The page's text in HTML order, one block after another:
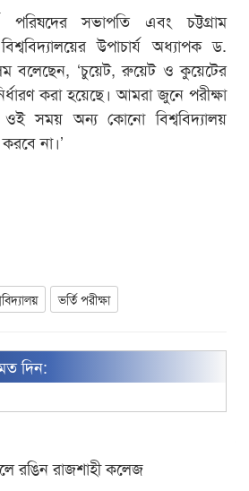
পরিষদের সভাপতি এবং চট্টগ্রাম
উপাচার্য অধ্যাপক ড.
বলেছেন, ‘চুয়েট, রুয়েট ও কুয়েটের
করা হয়েছে। আমরা জুনে পরীক্ষা
সময় অন্য কোনো বিশ্ববিদ্যালয়
না।’
ভর্তি পরীক্ষা
দিন:
রঙিন রাজশাহী কলেজ